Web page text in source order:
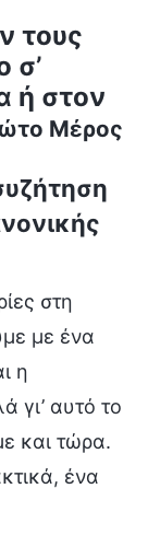
τους
σ’
ή στον
Μέρος
στη
με ένα
η
γι’ αυτό το
και τώρα.
ένα